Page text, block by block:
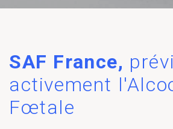
SAF France,
activement
Fœtale